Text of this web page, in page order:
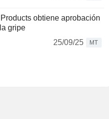
obtiene aprobación
gripe
25/09/25
MT